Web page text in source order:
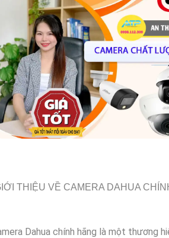
THIỆU VỀ CAMERA DAHUA
Dahua chính hãng là một thương